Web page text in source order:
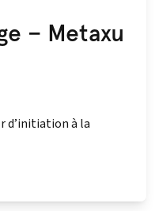
– Metaxu
d’initiation à la